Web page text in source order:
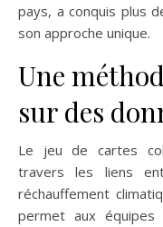
pays, a conquis plus
son approche unique.
Une
sur des
Le jeu de cartes
travers les liens
réchauffement
permet aux équipes